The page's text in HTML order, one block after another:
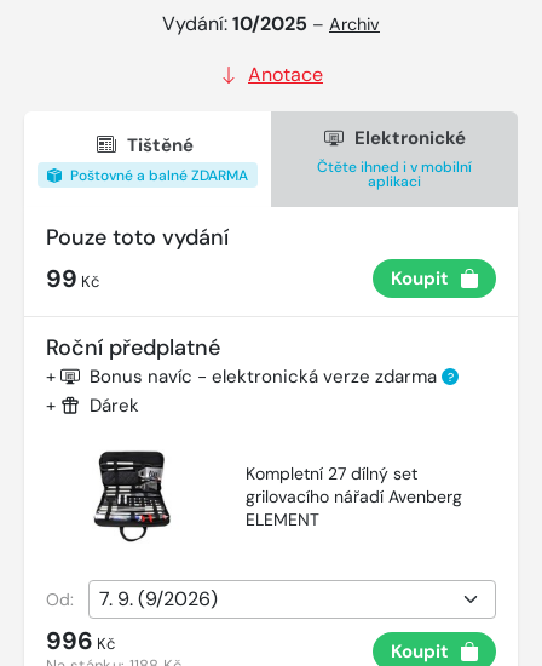
Vydání:10/2025 – Archiv
Anotace
Tištěné
Poštovné a balné ZDARMA
Elektronické
Čtěte ihned i v mobilní
aplikaci
Pouze toto vydání
99 Kč Koupit
Roční předplatné
+ Bonus navíc - elektronická verze zdarma ?
+ Dárek
Kompletní 27 dílný set
grilovacího nářadí Avenberg
ELEMENT
Od:
996 Kč
Koupit